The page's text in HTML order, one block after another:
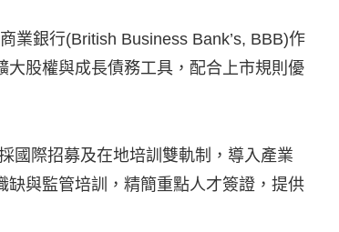
業銀行(British Business Bank’s, BBB)作
股權與成長債務工具，配合上市規則優
國際招募及在地培訓雙軌制，導入產業
與監管培訓，精簡重點人才簽證，提供